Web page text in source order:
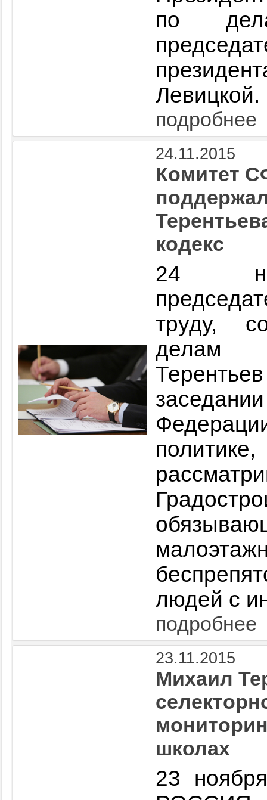
по
Левицкой.
подробнее
24.11.2015
Комитет
кодекс
24
труду,
делам
людей с
подробнее
23.11.2015
Михаил
школах
23